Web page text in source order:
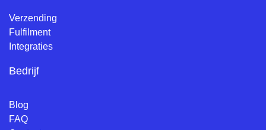
Verzending
Fulfilment
Integraties
Bedrijf
Blog
FAQ